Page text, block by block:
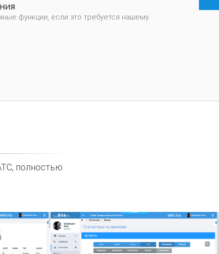
функции, если это требуется нашему
полностью
Статистика